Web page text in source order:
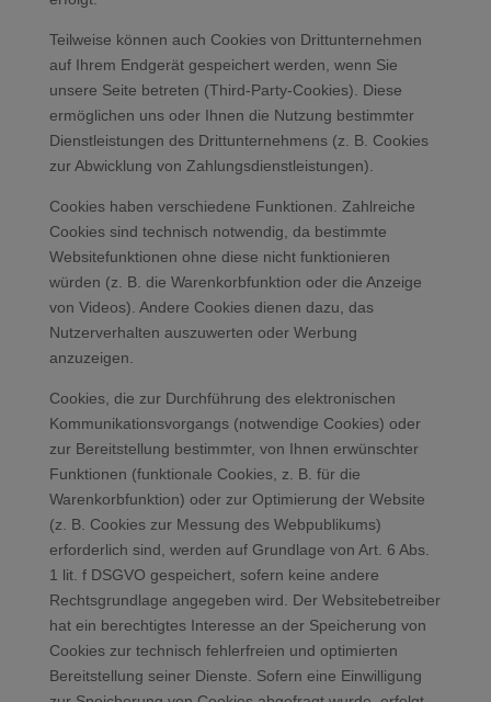
Teilweise können auch Cookies von Drittunternehmen
auf Ihrem Endgerät gespeichert werden, wenn Sie
unsere Seite betreten (Third-Party-Cookies). Diese
ermöglichen uns oder Ihnen die Nutzung bestimmter
Dienstleistungen des Drittunternehmens (z. B. Cookies
zur Abwicklung von Zahlungsdienstleistungen).
Cookies haben verschiedene Funktionen. Zahlreiche
Cookies sind technisch notwendig, da bestimmte
Websitefunktionen ohne diese nicht funktionieren
würden (z. B. die Warenkorbfunktion oder die Anzeige
von Videos). Andere Cookies dienen dazu, das
Nutzerverhalten auszuwerten oder Werbung
anzuzeigen.
Cookies, die zur Durchführung des elektronischen
Kommunikationsvorgangs (notwendige Cookies) oder
zur Bereitstellung bestimmter, von Ihnen erwünschter
Funktionen (funktionale Cookies, z. B. für die
Warenkorbfunktion) oder zur Optimierung der Website
(z. B. Cookies zur Messung des Webpublikums)
erforderlich sind, werden auf Grundlage von Art. 6 Abs.
1 lit. f DSGVO gespeichert, sofern keine andere
Rechtsgrundlage angegeben wird. Der Websitebetreiber
hat ein berechtigtes Interesse an der Speicherung von
Cookies zur technisch fehlerfreien und optimierten
Bereitstellung seiner Dienste. Sofern eine Einwilligung